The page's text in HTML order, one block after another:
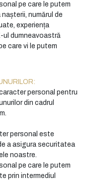
pe care le putem
numărul de
experiența
ul dumneavoastră
care vi le putem
personal pentru
din cadrul
personal este
a asigura securitatea
noastre.
pe care le putem
prin intermediul